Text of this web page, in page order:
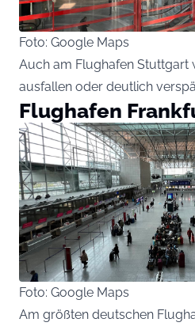
Foto: Google Maps
Auch am Flughafen Stuttgart
ausfallen oder deutlich
Flughafen
Foto: Google Maps
Am größten deutschen